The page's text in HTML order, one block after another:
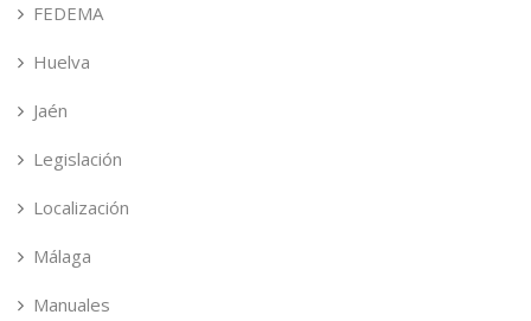
FEDEMA
Huelva
Jaén
Legislación
Localización
Málaga
Manuales